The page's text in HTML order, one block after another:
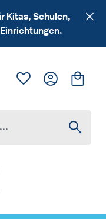
Kitas, Schulen,
Du hast 0